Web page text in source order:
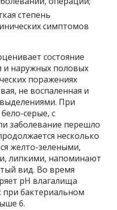
степень
симптомов
состояние
и наружных половых
поражениях
не воспаленная и
При
серые, с
заболевание перешло
несколько
желто-зелеными,
липкими, напоминают
вид. Во время
pH влагалища
при бактериальном
6.